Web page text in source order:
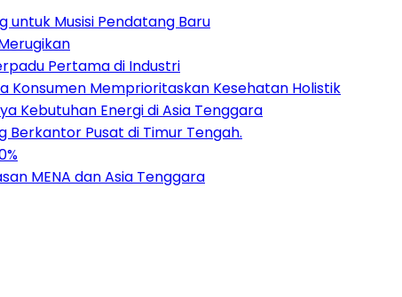
untuk Musisi Pendatang Baru
Pertama di Industri
Konsumen Memprioritaskan Kesehatan Holistik
Kebutuhan Energi di Asia Tenggara
Berkantor Pusat di Timur Tengah.
MENA dan Asia Tenggara